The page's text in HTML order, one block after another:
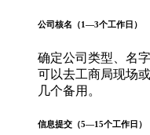
公司核名（1—3个工作日）
确定公司类型、名
可以去工商局现场
几个备用。
信息提交（5—15个工作日）